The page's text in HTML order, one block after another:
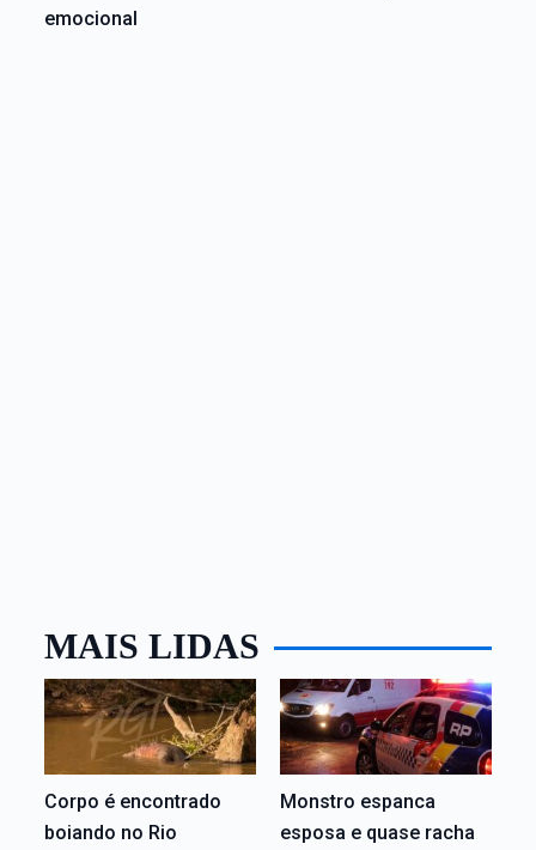
emocional
MAIS LIDAS
Corpo é encontrado
boiando no Rio
Monstro espanca
esposa e quase racha